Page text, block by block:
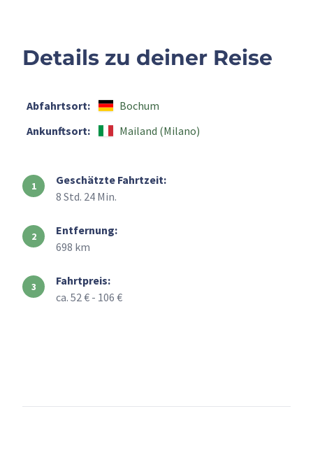
Details zu deiner Reise
Abfahrtsort:
Bochum
Ankunftsort:
Mailand (Milano)
Geschätzte Fahrtzeit:
8 Std. 24 Min.
Entfernung:
698 km
Fahrtpreis:
ca. 52 € - 106 €